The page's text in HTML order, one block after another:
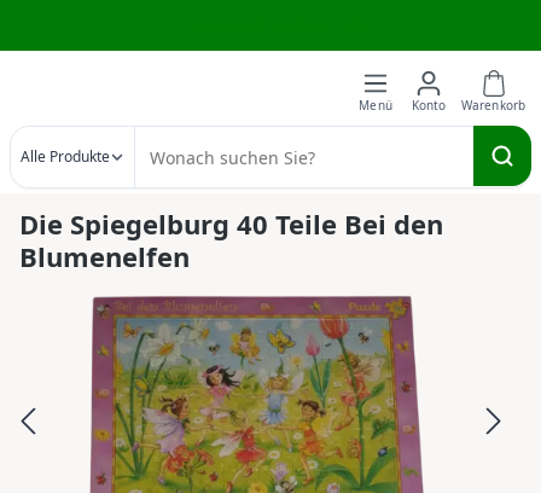
Alle Produkte
Die Spiegelburg 40 Teile Bei den
Blumenelfen
Bildergalerie überspringen